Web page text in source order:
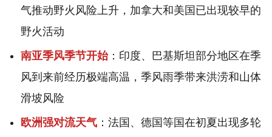
气推动野火风险上升，加拿大和美国已出现较早的
野火活动
南亚季风季节开始：印度、巴基斯坦部分地区在季
风到来前经历极端高温，季风雨季带来洪涝和山体
滑坡风险
欧洲强对流天气 ：法国、德国等国在初夏出现多轮